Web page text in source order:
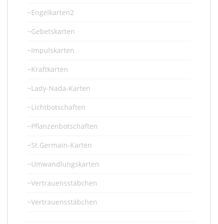
~Engelkarten2
~Gebetskarten
~Impulskarten
~Kraftkarten
~Lady-Nada-Karten
~Lichtbotschaften
~Pflanzenbotschaften
~St.Germain-Karten
~Umwandlungskarten
~Vertrauensstäbchen
~Vertrauensstäbchen